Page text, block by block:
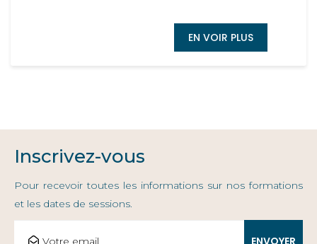
EN VOIR PLUS
Inscrivez-vous
Pour recevoir toutes les informations sur nos formations
et les dates de sessions.